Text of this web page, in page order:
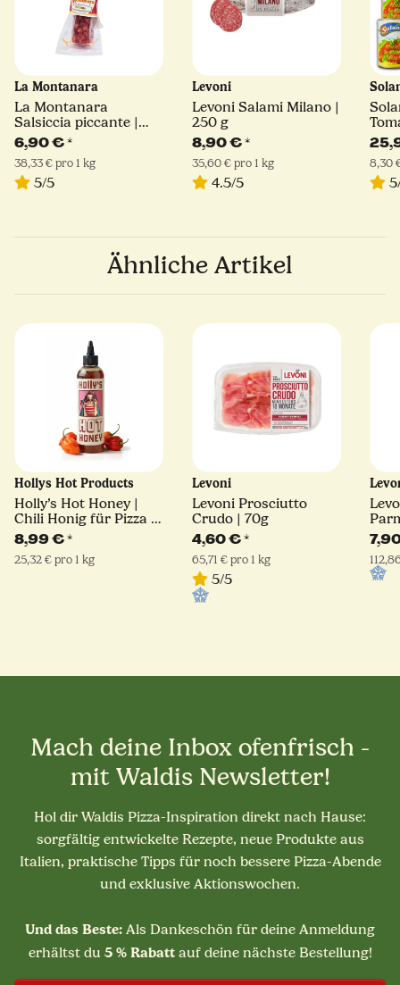
La Montanara
La Montanara
Salsiccia piccante |
180 g
6,90 €*
38,33 € pro 1 kg
5/5
Levoni
Levoni Salami Milano |
250 g
8,90 €*
35,60 € pro 1 kg
4.5/5
400
8,30
Ähnliche Artikel
Hollys Hot Products
Holly’s Hot Honey |
Chili Honig für Pizza &
mehr | 355 g
8,99 €*
25,32 € pro 1 kg
Levoni
Levoni Prosciutto
Crudo | 70g
4,60 €*
65,71 € pro 1 kg
5/5
Mach deine Inbox ofenfrisch -
mit Waldis Newsletter!
Hol dir Waldis Pizza-Inspiration direkt nach Hause:
sorgfältig entwickelte Rezepte, neue Produkte aus
Italien, praktische Tipps für noch bessere Pizza-Abende
und exklusive Aktionswochen.
Und das Beste: Als Dankeschön für deine Anmeldung
erhältst du 5 % Rabattauf deine nächste Bestellung!